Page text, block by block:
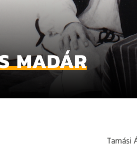
MADÁR
Tamási